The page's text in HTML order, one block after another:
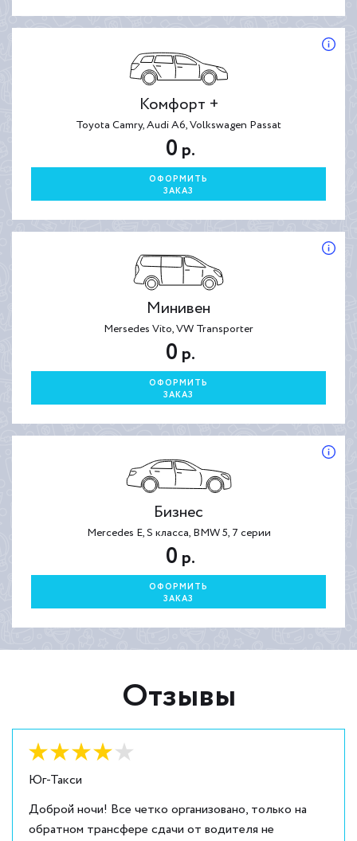
Комфорт +
Toyota Camry, Audi A6, Volkswagen Passat
0 р.
ОФОРМИТЬ
ЗАКАЗ
Минивен
Mersedes Vito, VW Transporter
0 р.
ОФОРМИТЬ
ЗАКАЗ
Бизнес
Mercedes E, S класса, BMW 5, 7 серии
0 р.
ОФОРМИТЬ
ЗАКАЗ
Отзывы
Юг-Такси
Оценка: 4
Доброй ночи! Все четко организовано, только на
обратном трансфере сдачи от водителя не